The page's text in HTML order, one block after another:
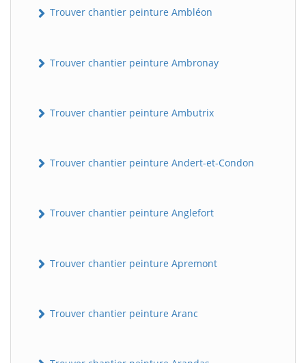
Trouver chantier peinture Ambléon
Trouver chantier peinture Ambronay
Trouver chantier peinture Ambutrix
Trouver chantier peinture Andert-et-Condon
Trouver chantier peinture Anglefort
Trouver chantier peinture Apremont
Trouver chantier peinture Aranc